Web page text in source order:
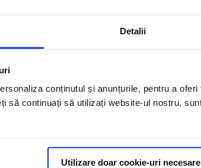
Detalii
conținutul și anunțurile, pentru a
să continuați să utilizați website-ul nostru,
Utilizare doar cookie-uri necesare